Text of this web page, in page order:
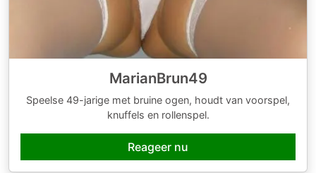
MarianBrun49
Speelse 49-jarige met bruine ogen, houdt van voorspel,
knuffels en rollenspel.
Reageer nu